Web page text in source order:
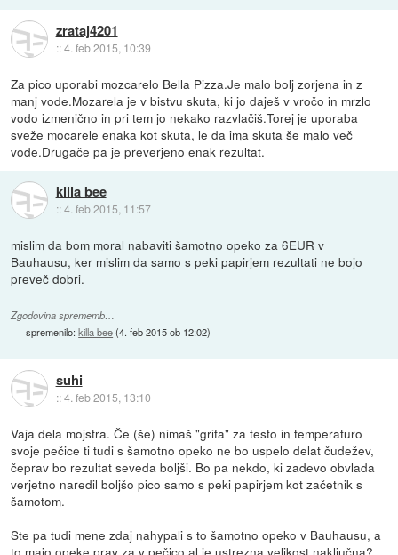
zrataj4201
::4. feb 2015, 10:39
Za pico uporabi mozcarelo Bella Pizza.Je malo bolj zorjena in z
manj vode.Mozarela je v bistvu skuta, ki jo daješ v vročo in mrzlo
vodo izmenično in pri tem jo nekako razvlačiš.Torej je uporaba
sveže mocarele enaka kot skuta, le da ima skuta še malo več
vode.Drugače pa je preverjeno enak rezultat.
killa bee
::4. feb 2015, 11:57
mislim da bom moral nabaviti šamotno opeko za 6EUR v
Bauhausu, ker mislim da samo s peki papirjem rezultati ne bojo
preveč dobri.
Zgodovina sprememb…
spremenilo:killa bee(4. feb 2015 ob 12:02)
suhi
::4. feb 2015, 13:10
Vaja dela mojstra. Če (še) nimaš "grifa" za testo in temperaturo
svoje pečice ti tudi s šamotno opeko ne bo uspelo delat čudežev,
čeprav bo rezultat seveda boljši. Bo pa nekdo, ki zadevo obvlada
verjetno naredil boljšo pico samo s peki papirjem kot začetnik s
šamotom.
Ste pa tudi mene zdaj nahypali s to šamotno opeko v Bauhausu, a
to majo opeke prav za v pečico al je ustrezna velikost naključna?